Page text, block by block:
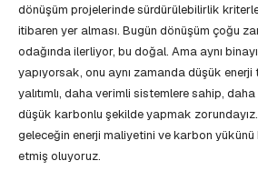
dönüşüm projelerinde sürdürülebilirlik
itibaren yer alması. Bugün dönüşüm çoğu
odağında ilerliyor, bu doğal. Ama aynı
yapıyorsak, onu aynı zamanda düşük
yalıtımlı, daha verimli sistemlere sahip,
düşük karbonlu şekilde yapmak
geleceğin enerji maliyetini ve karbon
etmiş oluyoruz.